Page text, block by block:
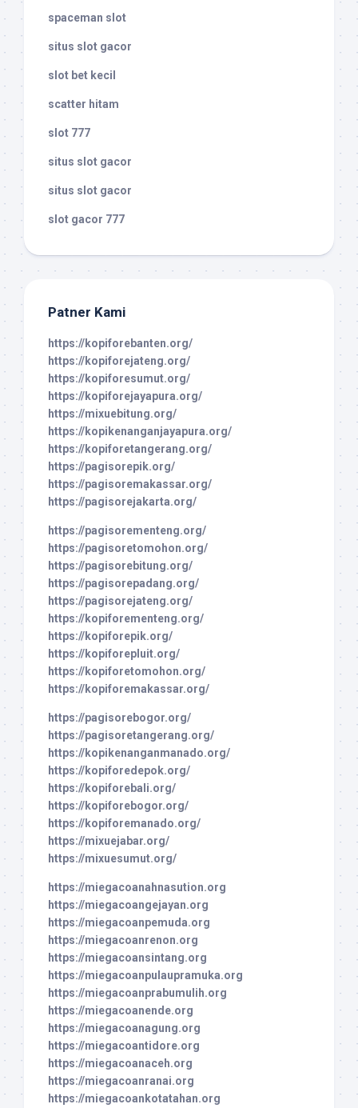
spaceman slot
situs slot gacor
slot bet kecil
scatter hitam
slot 777
situs slot gacor
situs slot gacor
slot gacor 777
Patner Kami
https://kopiforebanten.org/
https://kopiforejateng.org/
https://kopiforesumut.org/
https://kopiforejayapura.org/
https://mixuebitung.org/
https://kopikenanganjayapura.org/
https://kopiforetangerang.org/
https://pagisorepik.org/
https://pagisoremakassar.org/
https://pagisorejakarta.org/
https://pagisorementeng.org/
https://pagisoretomohon.org/
https://pagisorebitung.org/
https://pagisorepadang.org/
https://pagisorejateng.org/
https://kopiforementeng.org/
https://kopiforepik.org/
https://kopiforepluit.org/
https://kopiforetomohon.org/
https://kopiforemakassar.org/
https://pagisorebogor.org/
https://pagisoretangerang.org/
https://kopikenanganmanado.org/
https://kopiforedepok.org/
https://kopiforebali.org/
https://kopiforebogor.org/
https://kopiforemanado.org/
https://mixuejabar.org/
https://mixuesumut.org/
https://miegacoanahnasution.org
https://miegacoangejayan.org
https://miegacoanpemuda.org
https://miegacoanrenon.org
https://miegacoansintang.org
https://miegacoanpulaupramuka.org
https://miegacoanprabumulih.org
https://miegacoanende.org
https://miegacoanagung.org
https://miegacoantidore.org
https://miegacoanaceh.org
https://miegacoanranai.org
https://miegacoankotatahan.org